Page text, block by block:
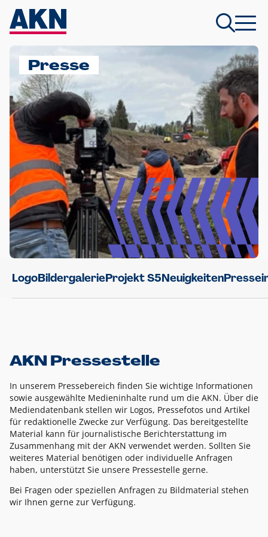
Presse
LogoBildergalerieProjekt S5Neuigkeiten
AKN Pressestelle
In unserem Pressebereich finden Sie wichtige Informationen
sowie ausgewählte Medieninhalte rund um die AKN. Über die
Mediendatenbank stellen wir Logos, Pressefotos und Artikel
für redaktionelle Zwecke zur Verfügung. Das bereitgestellte
Material kann für journalistische Berichterstattung im
Zusammenhang mit der AKN verwendet werden. Sollten Sie
weiteres Material benötigen oder individuelle Anfragen
haben, unterstützt Sie unsere Pressestelle gerne.
Bei Fragen oder speziellen Anfragen zu Bildmaterial stehen
wir Ihnen gerne zur Verfügung.